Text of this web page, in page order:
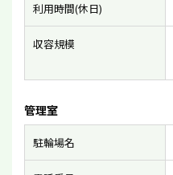
利用時間(休日)
収容規模
管理室
駐輪場名